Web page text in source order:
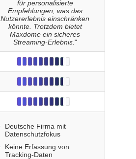
für personalisierte
Empfehlungen, was das
Nutzererlebnis einschränken
könnte. Trotzdem bietet
Maxdome ein sicheres
Streaming-Erlebnis. "
Deutsche Firma mit
Datenschutzfokus
Keine Erfassung von
Tracking-Daten